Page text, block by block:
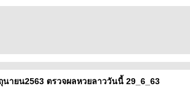
ายน2563 ตรวจผลหวยลาววันนี้ 29_6_63